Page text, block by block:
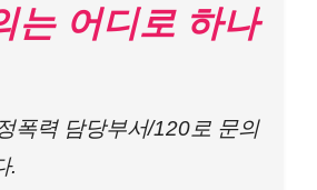
는 어디로 하나
폭력 담당부서/120로 문의
.